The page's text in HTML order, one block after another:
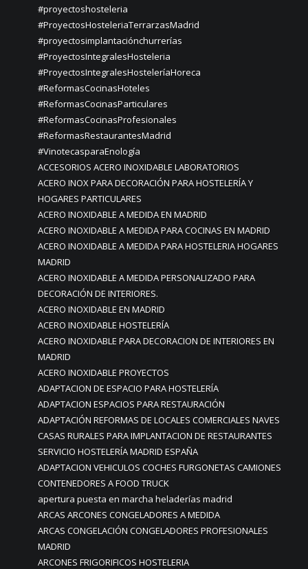
#proyectoshosteleria
#ProyectosHosteleriaTerrarzasMadrid
#proyectosimplantaciónchurrerías
#ProyectosIntegralesHosteleria
#ProyectosIntegralesHosteleríaHoreca
#ReformasCocinasHoteles
#ReformasCocinasParticulares
#ReformasCocinasProfesionales
#ReformasRestaurantesMadrid
#VinotecasparaEnología
ACCESORIOS ACERO INOXIDABLE LABORATORIOS
ACERO INOX PARA DECORACIÓN PARA HOSTELERÍA Y
HOGARES PARTICULARES
ACERO INOXIDABLE A MEDIDA EN MADRID
ACERO INOXIDABLE A MEDIDA PARA COCINAS EN MADRID
ACERO INOXIDABLE A MEDIDA PARA HOSTELERIA HOGARES
MADRID
ACERO INOXIDABLE A MEDIDA PERSONALIZADO PARA
DECORACIÓN DE INTERIORES.
ACERO INOXIDABLE EN MADRID
ACERO INOXIDABLE HOSTELERÍA
ACERO INOXIDABLE PARA DECORACION DE INTERIORES EN
MADRID
ACERO INOXIDABLE PROYECTOS
ADAPTACION DE ESPACIO PARA HOSTELERÍA
ADAPTACION ESPACIOS PARA RESTAURACIÓN
ADAPTACIÓN REFORMAS DE LOCALES COMERCIALES NAVES
CASAS RURALES PARA IMPLANTACION DE RESTAURANTES
SERVICIO HOSTELERÍA MADRID ESPAÑA
ADAPTACION VEHICULOS COCHES FURGONETAS CAMIONES
CONTENEDORES A FOOD TRUCK
apertura puesta en marcha heladerías madrid
ARCAS ARCONES CONGELADORES A MEDIDA
ARCAS CONGELACIÓN CONGELADORES PROFESIONALES
MADRID
ARCONES FRIGORIFICOS HOSTELERIA